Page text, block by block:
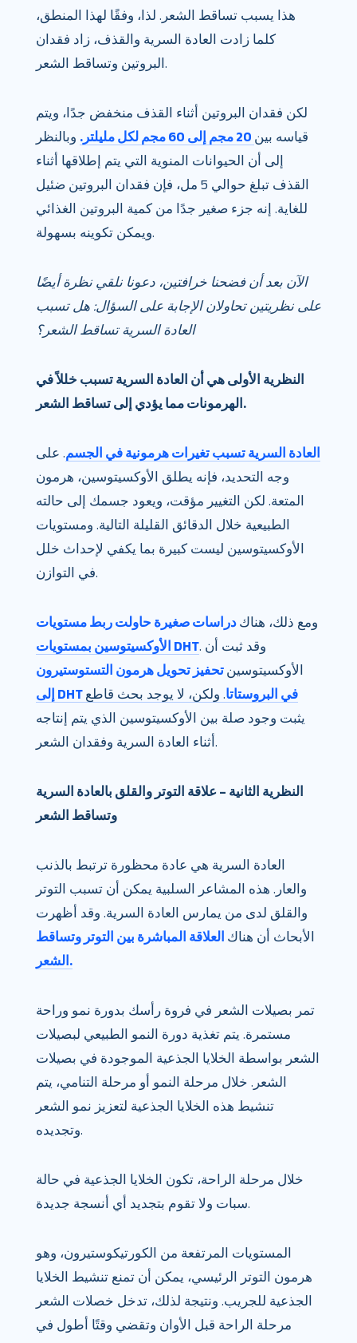
هذا يسبب تساقط الشعر. لذا، وفقًا لهذا المنطق،
كلما زادت العادة السرية والقذف، زاد فقدان
البروتين وتساقط الشعر.
لكن فقدان البروتين أثناء القذف منخفض جدًا، ويتم
قياسه بين
وبالنظر
إلى أن الحيوانات المنوية التي يتم إطلاقها أثناء
القذف تبلغ حوالي 5 مل، فإن فقدان البروتين ضئيل
للغاية. إنه جزء صغير جدًا من كمية البروتين الغذائي
ويمكن تكوينه بسهولة.
الآن بعد أن فضحنا خرافتين، دعونا نلقي نظرة أيضًا
على نظريتين تحاولان الإجابة على السؤال: هل تسبب
العادة السرية تساقط الشعر؟
النظرية الأولى هي أن العادة السرية تسبب خللاً في
الهرمونات مما يؤدي إلى تساقط الشعر.
العادة السرية تسبب تغيرات هرمونية في الجسم. على
وجه التحديد، فإنه يطلق الأوكسيتوسين، هرمون
المتعة. لكن التغيير مؤقت، ويعود جسمك إلى حالته
الطبيعية خلال الدقائق القليلة التالية. ومستويات
الأوكسيتوسين ليست كبيرة بما يكفي لإحداث خلل
في التوازن.
ومع ذلك، هناك دراسات صغيرة حاولت ربط مستويات
الأوكسيتوسين بمستويات DHT. وقد ثبت أن
الأوكسيتوسين تحفيز تحويل هرمون التستوستيرون
إلى DHT في البروستاتا. ولكن، لا يوجد بحث قاطع
يثبت وجود صلة بين الأوكسيتوسين الذي يتم إنتاجه
أثناء العادة السرية وفقدان الشعر.
النظرية الثانية – علاقة التوتر والقلق بالعادة السرية
وتساقط الشعر
العادة السرية هي عادة محظورة ترتبط بالذنب
والعار. هذه المشاعر السلبية يمكن أن تسبب التوتر
والقلق لدى من يمارس العادة السرية. وقد أظهرت
الأبحاث أن هناك العلاقة المباشرة بين التوتر وتساقط
الشعر.
تمر بصيلات الشعر في فروة رأسك بدورة نمو وراحة
مستمرة. يتم تغذية دورة النمو الطبيعي لبصيلات
الشعر بواسطة الخلايا الجذعية الموجودة في بصيلات
الشعر. خلال مرحلة النمو أو مرحلة التنامي، يتم
تنشيط هذه الخلايا الجذعية لتعزيز نمو الشعر
وتجديده.
خلال مرحلة الراحة، تكون الخلايا الجذعية في حالة
سبات ولا تقوم بتجديد أي أنسجة جديدة.
المستويات المرتفعة من الكورتيكوستيرون، وهو
هرمون التوتر الرئيسي، يمكن أن تمنع تنشيط الخلايا
الجذعية للجريب. ونتيجة لذلك، تدخل خصلات الشعر
مرحلة الراحة قبل الأوان وتقضي وقتًا أطول في